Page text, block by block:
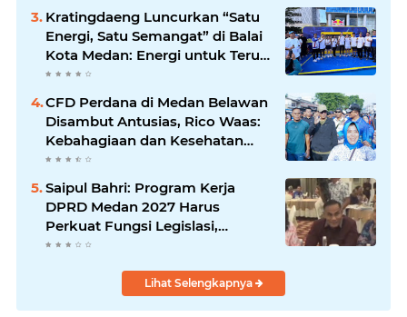
Kratingdaeng Luncurkan “Satu
Energi, Satu Semangat” di Balai
Kota Medan: Energi untuk Terus
Bergerak Maju
CFD Perdana di Medan Belawan
Disambut Antusias, Rico Waas:
Kebahagiaan dan Kesehatan
Harus Hadir di Seluruh Penjuru
Saipul Bahri: Program Kerja
DPRD Medan 2027 Harus
Perkuat Fungsi Legislasi,
Anggaran dan Pengawasan
Lihat Selengkapnya